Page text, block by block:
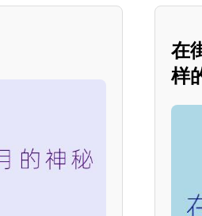
在
样